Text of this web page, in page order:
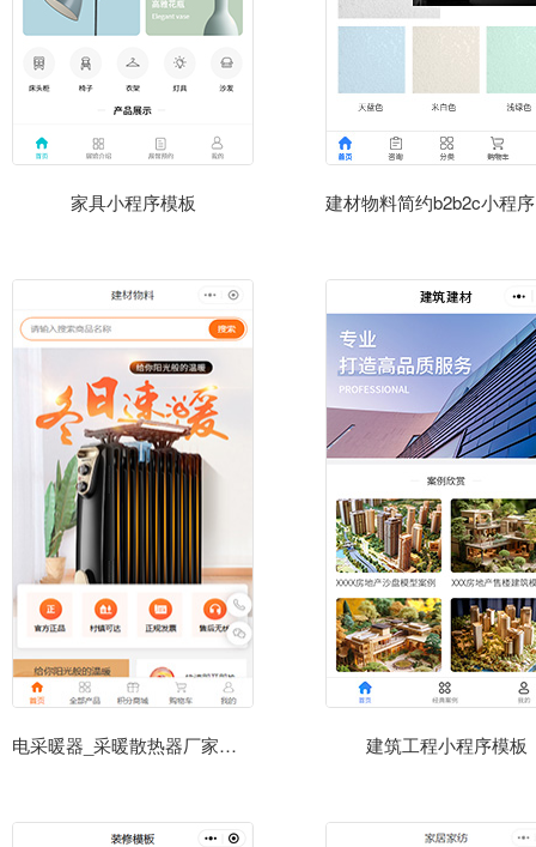
家具小程序模板
电采暖器_采暖散热器厂家网上小程序商城 建筑工程小程序模板